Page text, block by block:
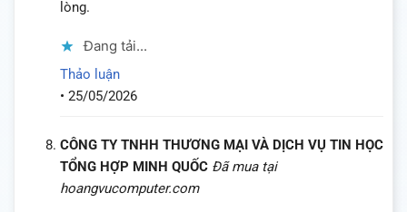
lòng.
Đang tải...
Thảo luận
• 25/05/2026
CÔNG TY TNHH THƯƠNG MẠI VÀ DỊCH VỤ TIN HỌC
TỔNG HỢP MINH QUỐC Đã mua tại
hoangvucomputer.com